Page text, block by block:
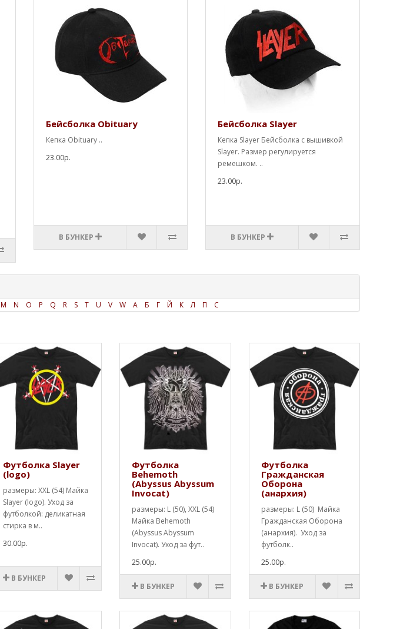
Бейсболка Obituary
Кепка Obituary ..
23.00р.
В БУНКЕР
Бейсболка Slayer
Кепка Slayer Бейсболка с вышивкой
Slayer. Размер регулируется
ремешком. ..
23.00р.
В БУНКЕР
M N O P Q R S T U V W А Б Г Й К Л П С
Футболка Slayer
(logo)
размеры: XXL (54) Майка
Slayer (logo). Уход за
футболкой: деликатная
стирка в м..
30.00р.
В БУНКЕР
Футболка
Behemoth
(Abyssus Abyssum
Invocat)
размеры: L (50), XXL (54)
Майка Behemoth
(Abyssus Abyssum
Invocat). Уход за фут..
25.00р.
В БУНКЕР
Футболка
Гражданская
Оборона
(анархия)
размеры: L (50) Майка
Гражданская Оборона
(анархия). Уход за
футболк..
25.00р.
В БУНКЕР